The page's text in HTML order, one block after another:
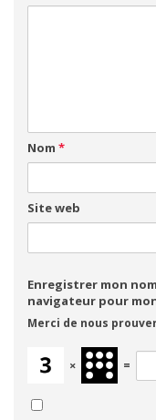
Nom *
Site web
Enregistrer mon
navigateur pour
Merci de nous
× =